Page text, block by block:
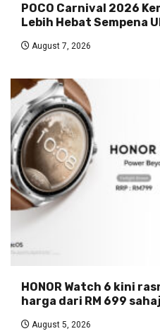
POCO Carnival 2026
Lebih Hebat Sempena
August 7, 2026
HONOR Watch 6 kini
harga dari RM 699
August 5, 2026